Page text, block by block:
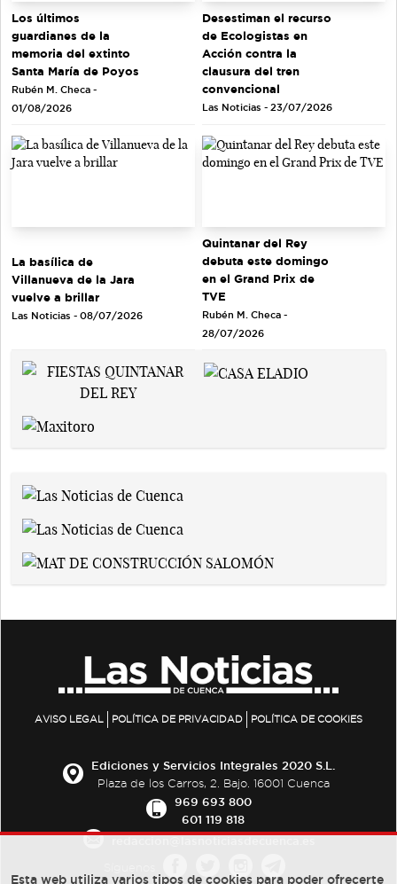
Los últimos
guardianes de la
memoria del extinto
Santa María de Poyos
Rubén M. Checa -
01/08/2026
Desestiman el recurso
de Ecologistas en
Acción contra la
clausura del tren
convencional
Las Noticias - 23/07/2026
La basílica de
Villanueva de la Jara
vuelve a brillar
Las Noticias - 08/07/2026
Quintanar del Rey
debuta este domingo
en el Grand Prix de
TVE
Rubén M. Checa -
28/07/2026
AVISO LEGAL POLÍTICA DE PRIVACIDAD POLÍTICA DE COOKIES
Ediciones y Servicios Integrales 2020 S.L.
Plaza de los Carros, 2. Bajo. 16001 Cuenca
969 693 800
601 119 818
Esta web utiliza varios tipos de cookies para poder ofrecerte